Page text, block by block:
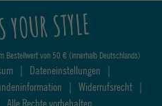
STYLE
Bestellwert von 50 € (innerhalb Deutschlands)
| Dateneinstellungen |
| Widerrufsrecht |
Alle Rechte vorbehalten